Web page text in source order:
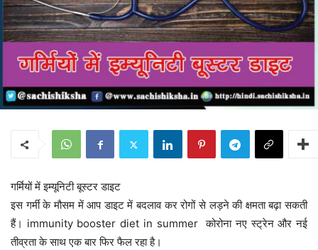
गर्मियों में इम्यूनिटी बूस्टर डाइट
इस गर्मी के मौसम में आप डाइट में बदलाव कर रोगों से लड़ने की क्षमता बढ़ा सकती
हैं। immunity booster diet in summer कोरोना नए स्ट्रेन और नई
तीव्रता के साथ एक बार फिर फैल रहा है।